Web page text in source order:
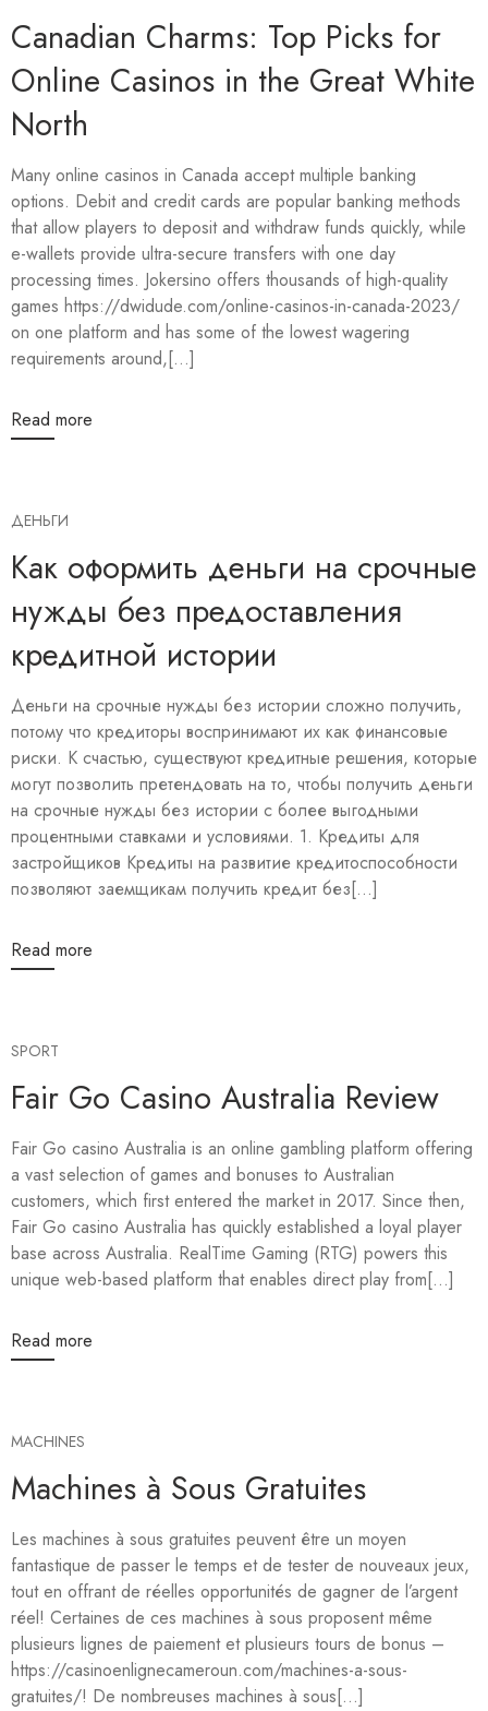
Canadian Charms: Top Picks for
Online Casinos in the Great White
North
Many online casinos in Canada accept multiple banking
options. Debit and credit cards are popular banking methods
that allow players to deposit and withdraw funds quickly, while
e-wallets provide ultra-secure transfers with one day
processing times. Jokersino offers thousands of high-quality
games https://dwidude.com/online-casinos-in-canada-2023/
on one platform and has some of the lowest wagering
requirements around,[...]
Read more
ДЕНЬГИ
Как оформить деньги на срочные
нужды без предоставления
кредитной истории
Деньги на срочные нужды без истории сложно получить,
потому что кредиторы воспринимают их как финансовые
риски. К счастью, существуют кредитные решения, которые
могут позволить претендовать на то, чтобы получить деньги
на срочные нужды без истории с более выгодными
процентными ставками и условиями. 1. Кредиты для
застройщиков Кредиты на развитие кредитоспособности
позволяют заемщикам получить кредит без[...]
Read more
SPORT
Fair Go Casino Australia Review
Fair Go casino Australia is an online gambling platform offering
a vast selection of games and bonuses to Australian
customers, which first entered the market in 2017. Since then,
Fair Go casino Australia has quickly established a loyal player
base across Australia. RealTime Gaming (RTG) powers this
unique web-based platform that enables direct play from[...]
Read more
MACHINES
Machines à Sous Gratuites
Les machines à sous gratuites peuvent être un moyen
fantastique de passer le temps et de tester de nouveaux jeux,
tout en offrant de réelles opportunités de gagner de l’argent
réel! Certaines de ces machines à sous proposent même
plusieurs lignes de paiement et plusieurs tours de bonus –
https://casinoenlignecameroun.com/machines-a-sous-
gratuites/! De nombreuses machines à sous[...]